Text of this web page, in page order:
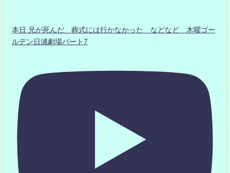
本日 兄が死んだ 葬式には行かなかった などなど 木曜ゴー
ルデン日浦劇場パート7